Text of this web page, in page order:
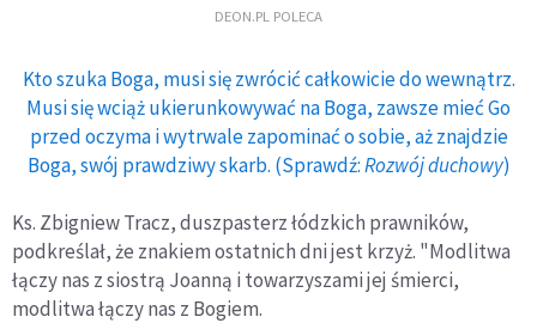
DEON.PL POLECA
Kto szuka Boga, musi się zwrócić całkowicie do wewnątrz.
Musi się wciąż ukierunkowywać na Boga, zawsze mieć Go
przed oczyma i wytrwale zapominać o sobie, aż znajdzie
Boga, swój prawdziwy skarb. (Sprawdź:Rozwój duchowy)
Ks. Zbigniew Tracz, duszpasterz łódzkich prawników,
podkreślał, że znakiem ostatnich dni jest krzyż. "Modlitwa
łączy nas z siostrą Joanną i towarzyszami jej śmierci,
modlitwa łączy nas z Bogiem.